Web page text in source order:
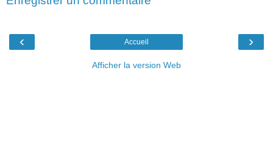
‹ ›
Accueil
Afficher la version Web